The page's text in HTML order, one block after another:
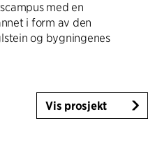
med en
i form av den
og bygningenes
Vis prosjekt